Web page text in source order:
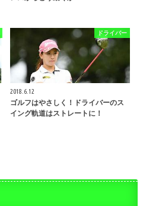
ドライバー
2018.6.12
ゴルフはやさしく！ドライバーのス
イング軌道はストレートに！